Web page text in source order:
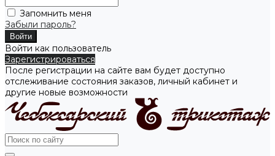
Запомнить меня
Забыли пароль?
Войти как пользователь
Зарегистрироваться
После регистрации на сайте вам будет доступно
отслеживание состояния заказов, личный кабинет и
другие новые возможности